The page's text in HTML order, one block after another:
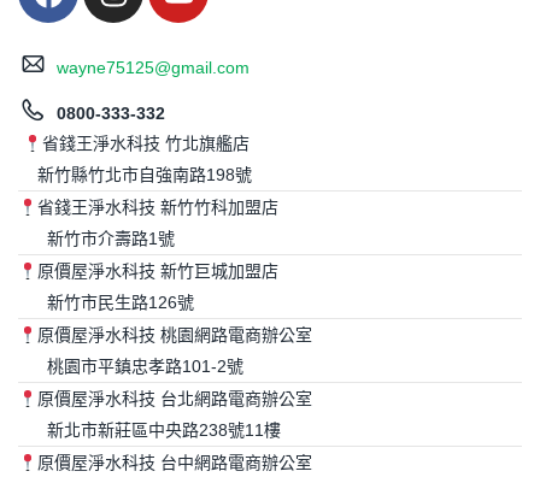
wayne75125@gmail.com
0800-333-332
省錢王淨水科技 竹北旗艦店
新竹縣竹北市自強南路198號
省錢王淨水科技 新竹竹科加盟店
新竹市介壽路1號
原價屋淨水科技 新竹巨城加盟店
新竹市民生路126號
原價屋淨水科技 桃園網路電商辦公室
桃園市平鎮忠孝路101-2號
原價屋淨水科技 台北網路電商辦公室
新北市新莊區中央路238號11樓
原價屋淨水科技 台中網路電商辦公室